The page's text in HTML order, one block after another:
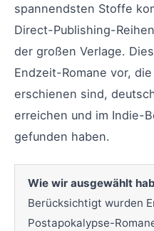
spannendsten Stoffe
Direct-Publishing-
der großen Verlage.
Endzeit-Romane vor,
erschienen sind,
erreichen und im Indie-
gefunden haben.
Wie wir ausgewählt
Berücksichtigt wurden
Postapokalypse-